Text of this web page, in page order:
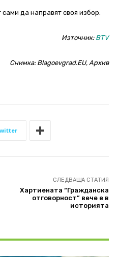
да направят своя избор.
Източник: BTV
Снимка: Blagoevgrad.EU, Архив
СЛЕДВАЩА СТАТИЯ
Хартиената “Гражданска
отговорност” вече е в
историята